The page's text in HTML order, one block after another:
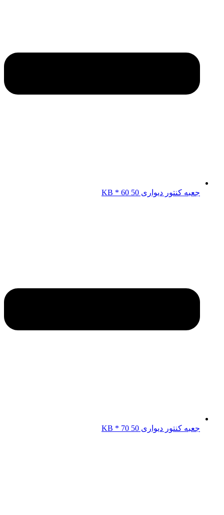
جعبه کنتور دیواری KB * 60 50
جعبه کنتور دیواری KB * 70 50